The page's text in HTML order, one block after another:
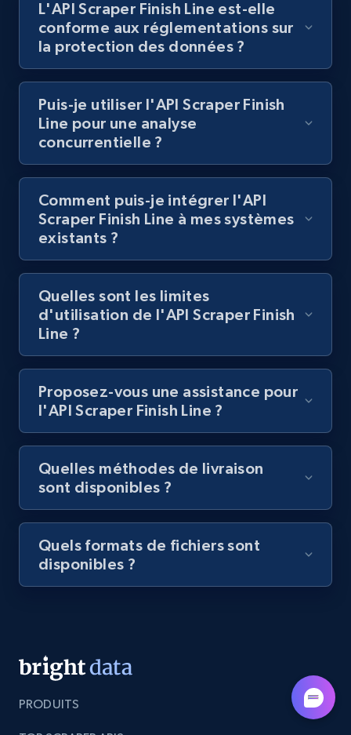
Lazada - Products
URL, Title, Rating, Reviews, Initial price, Final
price, Currency, Stock, and more.
991+ 165+
Lazada - Products - Discover products by
keyword
URL, Title, Rating, Reviews, Initial price, Final
price, Currency, Stock, and more.
991+ 165+ Essai gratuit
Lazada - Products - Discover products by
category URL or brand URL
price, Currency, Stock, and more.
991+ 165+
Lazada - Products - Discover products by
seller URL
991+ 165+
L'API Scraper Finish Line est-elle
conforme aux réglementations sur
la protection des données ?
Puis-je utiliser l'API Scraper Finish
Line pour une analyse
concurrentielle ?
Comment puis-je intégrer l'API
Scraper Finish Line à mes systèmes
existants ?
Quelles sont les limites
d'utilisation de l'API Scraper Finish
Line ?
Proposez-vous une assistance pour
l'API Scraper Finish Line ?
Quelles méthodes de livraison
sont disponibles ?
Quels formats de fichiers sont
disponibles ?
PRODUITS